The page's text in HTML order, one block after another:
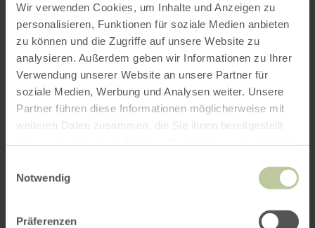
Wir verwenden Cookies, um Inhalte und Anzeigen zu
personalisieren, Funktionen für soziale Medien anbieten
zu können und die Zugriffe auf unsere Website zu
analysieren. Außerdem geben wir Informationen zu Ihrer
Verwendung unserer Website an unsere Partner für
soziale Medien, Werbung und Analysen weiter. Unsere
Partner führen diese Informationen möglicherweise mit
weiteren Daten zusammen, die Sie ihnen bereitgestellt
Notwendig
Präferenzen